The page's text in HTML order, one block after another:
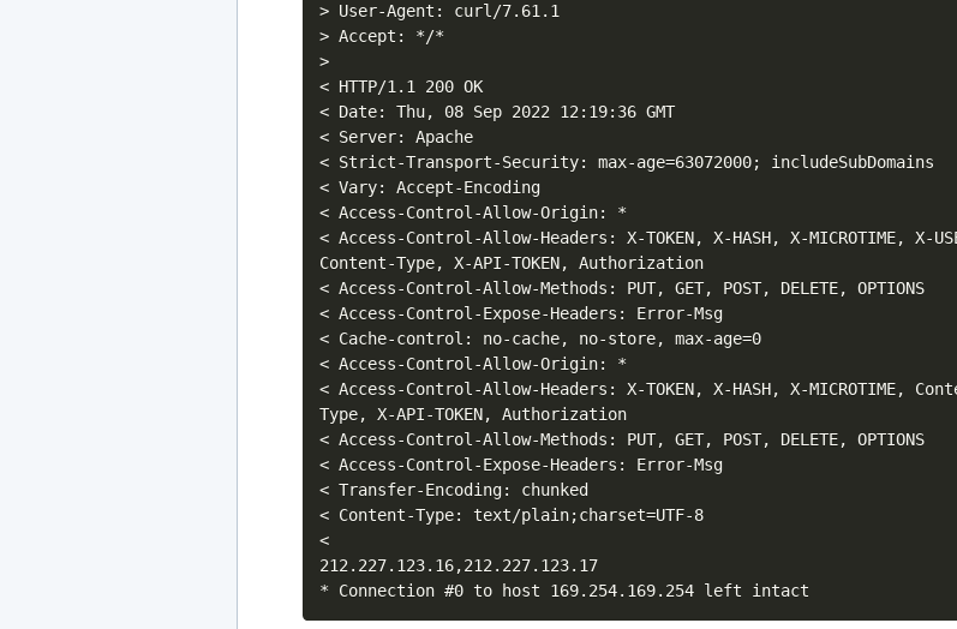
> User-Agent: curl/7.61.1
> Accept: */*
>
< HTTP/1.1 200 OK
< Date: Thu, 08 Sep 2022 12:19:36 GMT
< Server: Apache
< Strict-Transport-Security: max-age=63072000; includeSubDomains
< Vary: Accept-Encoding
< Access-Control-Allow-Origin: *
< Access-Control-Allow-Headers: X-TOKEN, X-HASH, X-MICROTIME, X-
Content-Type, X-API-TOKEN, Authorization
< Access-Control-Allow-Methods: PUT, GET, POST, DELETE, OPTIONS
< Access-Control-Expose-Headers: Error-Msg
< Cache-control: no-cache, no-store, max-age=0
< Access-Control-Allow-Origin: *
< Access-Control-Allow-Headers: X-TOKEN, X-HASH, X-MICROTIME,
Type, X-API-TOKEN, Authorization
< Access-Control-Allow-Methods: PUT, GET, POST, DELETE, OPTIONS
< Access-Control-Expose-Headers: Error-Msg
< Transfer-Encoding: chunked
< Content-Type: text/plain;charset=UTF-8
<
212.227.123.16,212.227.123.17
* Connection #0 to host 169.254.169.254 left intact